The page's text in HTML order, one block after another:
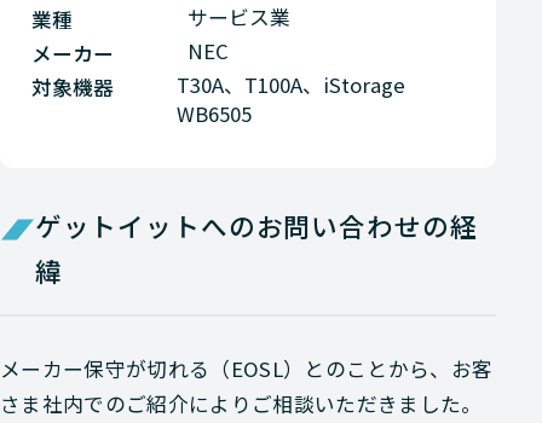
業種
サービス業
メーカー
NEC
対象機器
T30A、T100A、iStorage
WB6505
ゲットイットへのお問い合わせの経
緯
メーカー保守が切れる（EOSL）とのことから、お客
さま社内でのご紹介によりご相談いただきました。